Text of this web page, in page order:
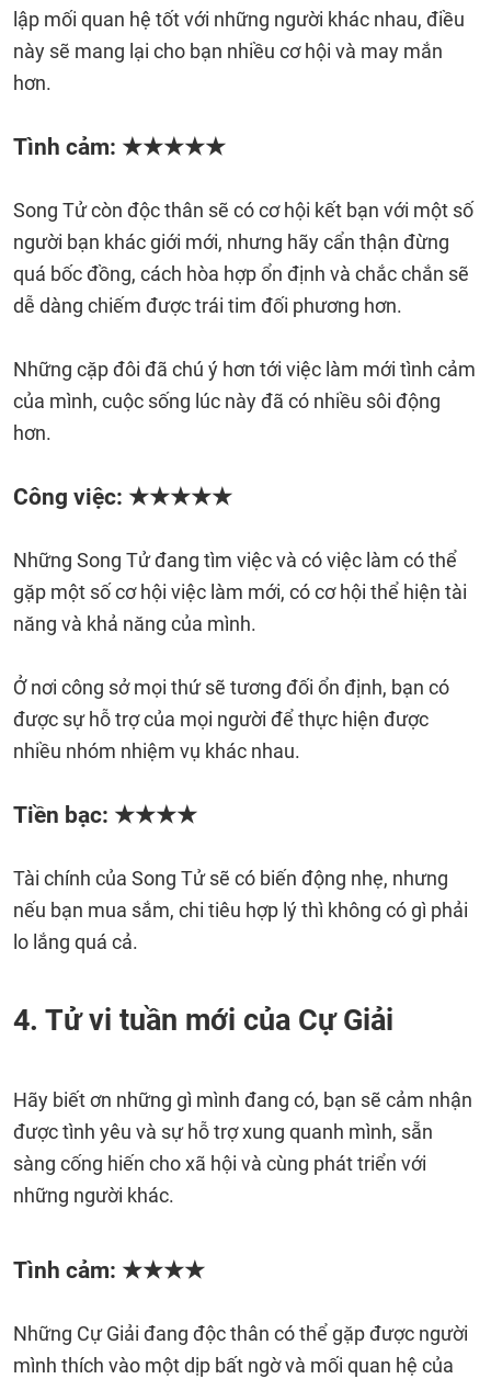
lập mối quan hệ tốt với những người khác nhau, điều
này sẽ mang lại cho bạn nhiều cơ hội và may mắn
hơn.
Tình cảm: ★★★★★
Song Tử còn độc thân sẽ có cơ hội kết bạn với một số
người bạn khác giới mới, nhưng hãy cẩn thận đừng
quá bốc đồng, cách hòa hợp ổn định và chắc chắn sẽ
dễ dàng chiếm được trái tim đối phương hơn.
Những cặp đôi đã chú ý hơn tới việc làm mới tình cảm
của mình, cuộc sống lúc này đã có nhiều sôi động
hơn.
Công việc: ★★★★★
Những Song Tử đang tìm việc và có việc làm có thể
gặp một số cơ hội việc làm mới, có cơ hội thể hiện tài
năng và khả năng của mình.
Ở nơi công sở mọi thứ sẽ tương đối ổn định, bạn có
được sự hỗ trợ của mọi người để thực hiện được
nhiều nhóm nhiệm vụ khác nhau.
Tiền bạc: ★★★★
Tài chính của Song Tử sẽ có biến động nhẹ, nhưng
nếu bạn mua sắm, chi tiêu hợp lý thì không có gì phải
lo lắng quá cả.
4. Tử vi tuần mới của Cự Giải
Hãy biết ơn những gì mình đang có, bạn sẽ cảm nhận
được tình yêu và sự hỗ trợ xung quanh mình, sẵn
sàng cống hiến cho xã hội và cùng phát triển với
những người khác.
Tình cảm: ★★★★
Những Cự Giải đang độc thân có thể gặp được người
mình thích vào một dịp bất ngờ và mối quan hệ của